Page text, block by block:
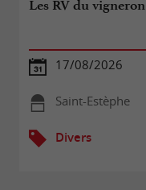
Les RV du vigneron
17/08/2026
Saint-Estèphe
Divers